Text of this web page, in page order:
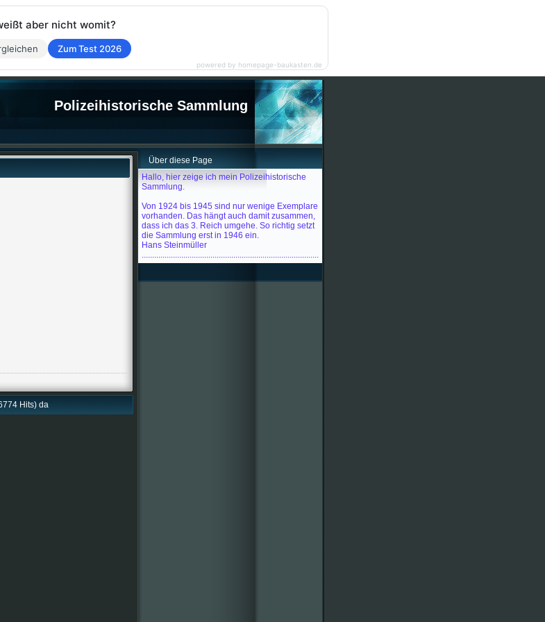
Polizeihistorische Sammlung
Hits) da
Über diese Page
Hallo, hier zeige ich mein Polizeihistorische
Sammlung.
Von 1924 bis 1945 sind nur wenige Exemplare
vorhanden. Das hängt auch damit zusammen,
dass ich das 3. Reich umgehe. So richtig setzt
die Sammlung erst in 1946 ein.
Hans Steinmüller
.....................................................................................
aber nicht womit?
Zum Test 2026
powered by homepage-baukasten.de